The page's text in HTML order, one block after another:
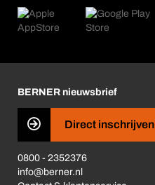
Productwijzers
Nieuws
Wat ons drijft
BERNER nieuwsbrief
Direct inschrijven
0800 - 2352376
info@berner.nl